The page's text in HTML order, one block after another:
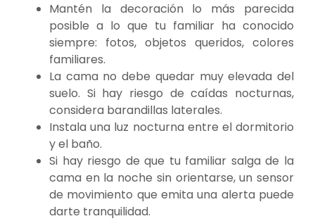
Mantén la decoración lo más parecida
posible a lo que tu familiar ha conocido
siempre: fotos, objetos queridos, colores
familiares.
La cama no debe quedar muy elevada del
suelo. Si hay riesgo de caídas nocturnas,
considera barandillas laterales.
Instala una luz nocturna entre el dormitorio
y el baño.
Si hay riesgo de que tu familiar salga de la
cama en la noche sin orientarse, un sensor
de movimiento que emita una alerta puede
darte tranquilidad.